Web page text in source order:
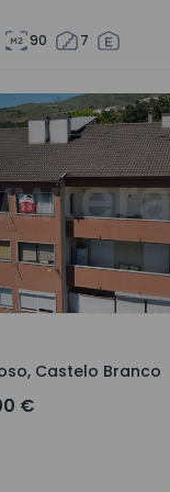
90 7
Covilhã e
Castelo Branco
Castelo Branco
€